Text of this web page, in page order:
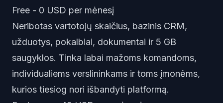
Free - 0 USD per mėnesį
Neribotas vartotojų skaičius, bazinis CRM,
užduotys, pokalbiai, dokumentai ir 5 GB
saugyklos. Tinka labai mažoms komandoms,
individualiems verslininkams ir toms įmonėms,
kurios tiesiog nori išbandyti platformą.